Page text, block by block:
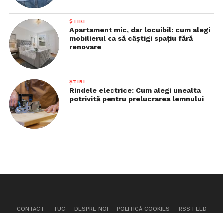
ȘTIRI
Apartament mic, dar locuibil: cum alegi
mobilierul ca să câștigi spațiu fără
renovare
ȘTIRI
Rindele electrice: Cum alegi unealta
potrivită pentru prelucrarea lemnului
CONTACT TUC DESPRE NOI POLITICĂ COOKIES RSS FEED